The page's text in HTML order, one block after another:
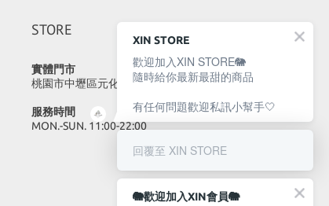
STORE
實體門市
桃園市中壢區元化路23號
服務時間
MON.-SUN. 11:00-22:00
XIN STORE
歡迎加入XIN STORE🐘
隨時給你最新最甜的商品
有任何問題歡迎私訊小幫手🤍
回覆至 XIN STORE
🐘歡迎加入XIN會員🐘